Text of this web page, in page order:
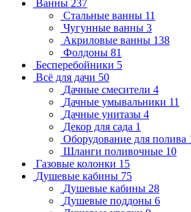
Ванны 237
Стальные ванны 11
Чугунные ванны 3
Акриловые ванны 138
Фолдоны 81
Бесперебойники 5
Всё для дачи 50
Дачные смесители 4
Дачные умывальники 11
Дачные унитазы 4
Декор для сада 1
Оборудование для полива
Шланги поливочные 10
Газовые колонки 15
Душевые кабины 75
Душевые кабины 28
Душевые поддоны 6